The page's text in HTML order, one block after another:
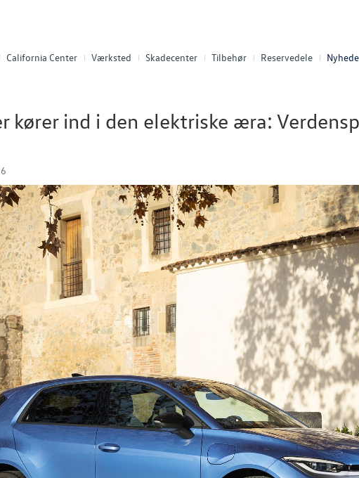
California Center Værksted Skadecenter Tilbehør Reservedele
kører ind i den elektriske æra: